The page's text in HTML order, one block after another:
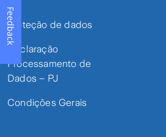
Proteção de dados
Declaração
Processamento de
Dados – PJ
Condições Gerais
Feedback